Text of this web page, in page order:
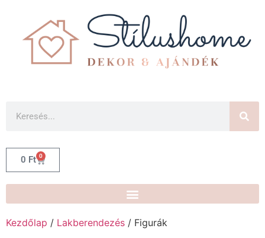
0 Ft 0
Kezdőlap / Lakberendezés / Figurák